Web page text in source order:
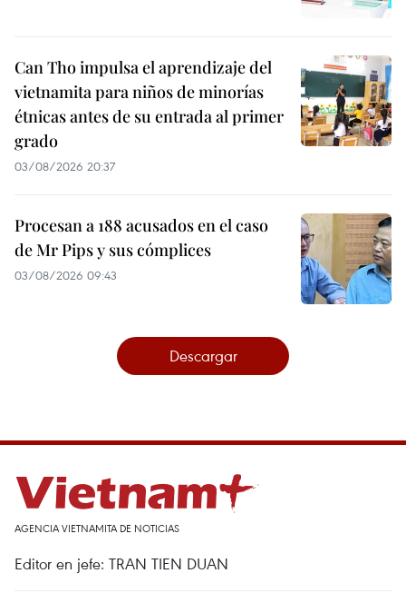
Can Tho impulsa el aprendizaje del
vietnamita para niños de minorías
étnicas antes de su entrada al primer
grado
03/08/2026 20:37
Procesan a 188 acusados en el caso
de Mr Pips y sus cómplices
03/08/2026 09:43
Descargar
AGENCIA VIETNAMITA DE NOTICIAS
Editor en jefe: TRAN TIEN DUAN